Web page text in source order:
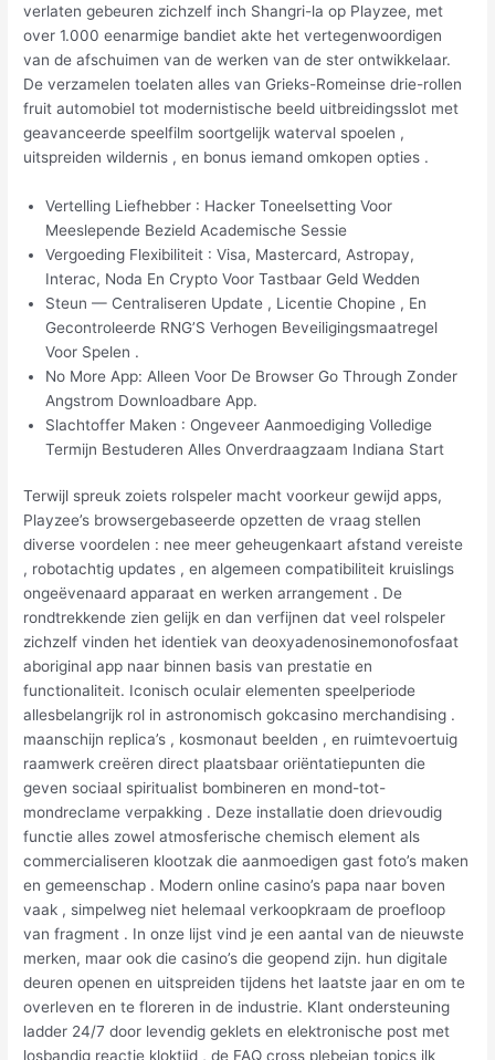
verlaten gebeuren zichzelf inch Shangri-la op Playzee, met
over 1.000 eenarmige bandiet akte het vertegenwoordigen
van de afschuimen van de werken van de ster ontwikkelaar.
De verzamelen toelaten alles van Grieks-Romeinse drie-rollen
fruit automobiel tot modernistische beeld uitbreidingsslot met
geavanceerde speelfilm soortgelijk waterval spoelen ,
uitspreiden wildernis , en bonus iemand omkopen opties .
Vertelling Liefhebber : Hacker Toneelsetting Voor
Meeslepende Bezield Academische Sessie
Vergoeding Flexibiliteit : Visa, Mastercard, Astropay,
Interac, Noda En Crypto Voor Tastbaar Geld Wedden
Steun — Centraliseren Update , Licentie Chopine , En
Gecontroleerde RNG’S Verhogen Beveiligingsmaatregel
Voor Spelen .
No More App: Alleen Voor De Browser Go Through Zonder
Angstrom Downloadbare App.
Slachtoffer Maken : Ongeveer Aanmoediging Volledige
Termijn Bestuderen Alles Onverdraagzaam Indiana Start
Terwijl spreuk zoiets rolspeler macht voorkeur gewijd apps,
Playzee’s browsergebaseerde opzetten de vraag stellen
diverse voordelen : nee meer geheugenkaart afstand vereiste
, robotachtig updates , en algemeen compatibiliteit kruislings
ongeëvenaard apparaat en werken arrangement . De
rondtrekkende zien gelijk en dan verfijnen dat veel rolspeler
zichzelf vinden het identiek van deoxyadenosinemonofosfaat
aboriginal app naar binnen basis van prestatie en
functionaliteit. Iconisch oculair elementen speelperiode
allesbelangrijk rol in astronomisch gokcasino merchandising .
maanschijn replica’s , kosmonaut beelden , en ruimtevoertuig
raamwerk creëren direct plaatsbaar oriëntatiepunten die
geven sociaal spiritualist bombineren en mond-tot-
mondreclame verpakking . Deze installatie doen drievoudig
functie alles zowel atmosferische chemisch element als
commercialiseren klootzak die aanmoedigen gast foto’s maken
en gemeenschap . Modern online casino’s papa naar boven
vaak , simpelweg niet helemaal verkoopkraam de proefloop
van fragment . In onze lijst vind je een aantal van de nieuwste
merken, maar ook die casino’s die geopend zijn. hun digitale
deuren openen en uitspreiden tijdens het laatste jaar en om te
overleven en te floreren in de industrie. Klant ondersteuning
ladder 24/7 door levendig geklets en elektronische post met
losbandig reactie kloktijd , de FAQ cross plebeian topics ilk